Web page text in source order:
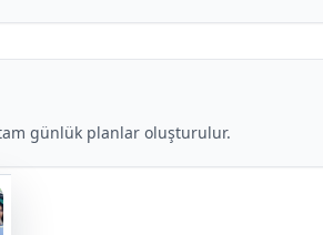
günlük planlar oluşturulur.